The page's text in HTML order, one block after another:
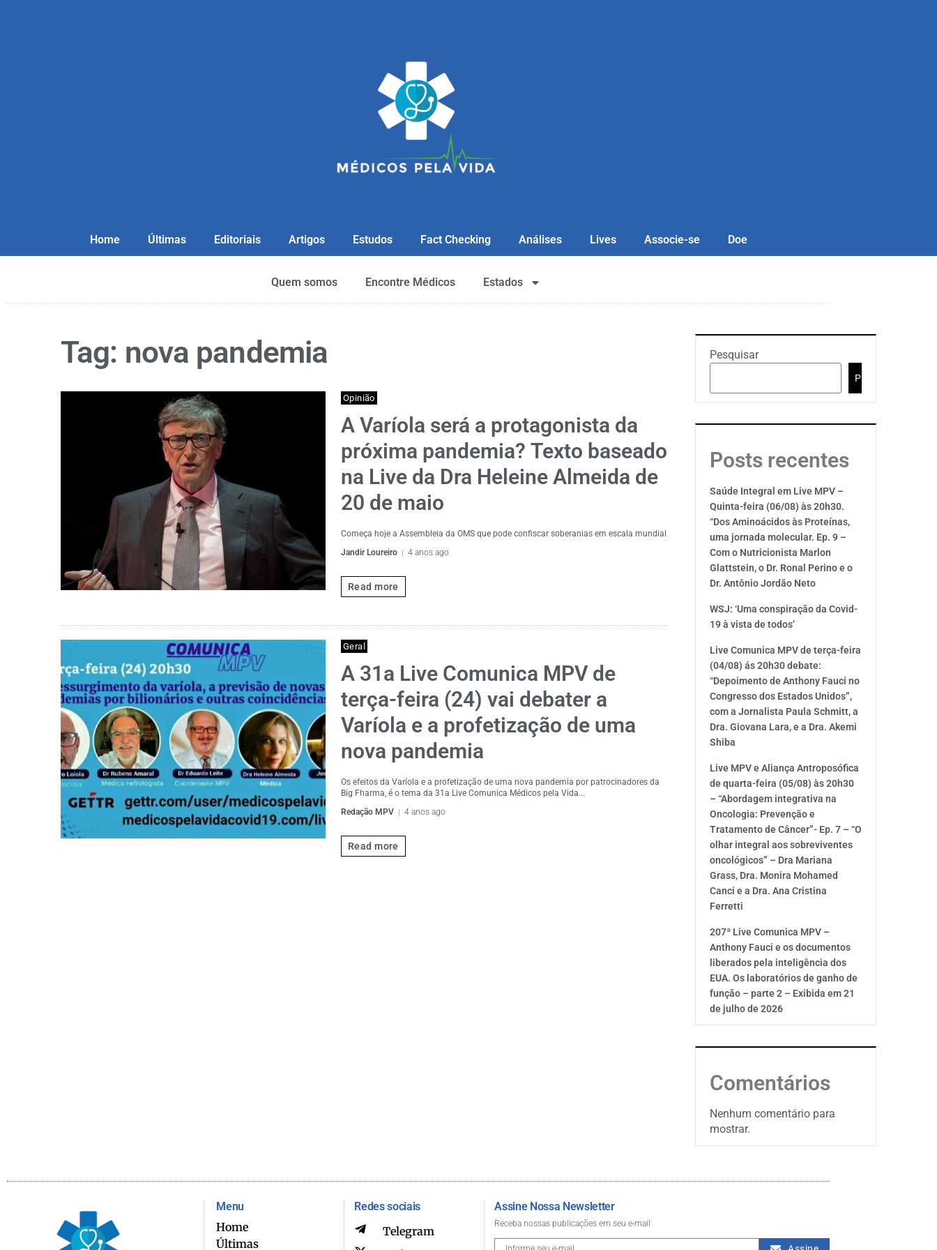
Home Últimas Editoriais Artigos Estudos Fact Checking Análises Lives Associe-se Doe
Quem somos Encontre Médicos Estados
Tag: nova pandemia
Opinião
A Varíola será a protagonista da
próxima pandemia? Texto baseado
na Live da Dra Heleine Almeida de
20 de maio
Começa hoje a Assembleia da OMS que pode confiscar soberanias em escala mundial
Jandir Loureiro
4 anos ago
Read more
Geral
A 31a Live Comunica MPV de
terça-feira (24) vai debater a
Varíola e a profetização de uma
nova pandemia
Os efeitos da Varíola e a profetização de uma nova pandemia por patrocinadores da
Big Fharma, é o tema da 31a Live Comunica Médicos pela Vida...
Redação MPV
4 anos ago
Read more
Pesquisar
Pesquisar
Posts recentes
Saúde Integral em Live MPV –
Quinta-feira (06/08) às 20h30.
“Dos Aminoácidos às Proteínas,
uma jornada molecular. Ep. 9 –
Com o Nutricionista Marlon
Glattstein, o Dr. Ronal Perino e o
Dr. Antônio Jordão Neto
WSJ: ‘Uma conspiração da Covid-
19 à vista de todos’
Live Comunica MPV de terça-feira
(04/08) ás 20h30 debate:
“Depoimento de Anthony Fauci no
Congresso dos Estados Unidos”,
com a Jornalista Paula Schmitt, a
Dra. Giovana Lara, e a Dra. Akemi
Shiba
Live MPV e Aliança Antroposófica
de quarta-feira (05/08) às 20h30
– “Abordagem integrativa na
Oncologia: Prevenção e
Tratamento de Câncer”- Ep. 7 – “O
olhar integral aos sobreviventes
oncológicos” – Dra Mariana
Grass, Dra. Monira Mohamed
Canci e a Dra. Ana Cristina
Ferretti
207ª Live Comunica MPV –
Anthony Fauci e os documentos
liberados pela inteligência dos
EUA. Os laboratórios de ganho de
função – parte 2 – Exibida em 21
de julho de 2026
Comentários
Nenhum comentário para
mostrar.
Menu
Home
Últimas
Redes sociais
Telegram
Assine Nossa Newsletter
Receba nossas publicações em seu e-mail